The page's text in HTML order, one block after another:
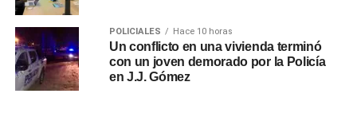
POLICIALES Hace 10 horas
Un conflicto en una vivienda terminó
con un joven demorado por la Policía
en J.J. Gómez